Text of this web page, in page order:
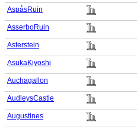
AspåsRuin
AsserboRuin
Asterstein
AsukaKiyoshi
Auchagallon
AudleysCastle
Augustines